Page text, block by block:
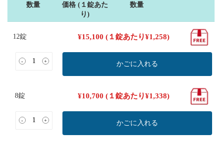
数量
価格 (１錠あた
り)
数量
12錠 ¥15,100 (１錠あたり¥1,258)
- + かごに入れる
8錠 ¥10,700 (１錠あたり¥1,338)
- + かごに入れる